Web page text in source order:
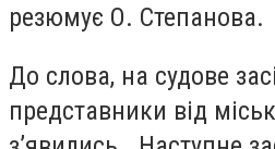
резюмує О. Степанова.
До слова, на судове
представники від